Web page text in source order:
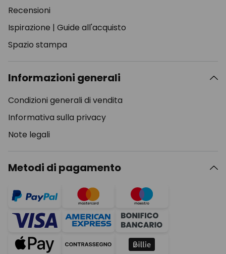
Recensioni
Ispirazione | Guide all'acquisto
Spazio stampa
Informazioni generali
Condizioni generali di vendita
Informativa sulla privacy
Note legali
Metodi di pagamento